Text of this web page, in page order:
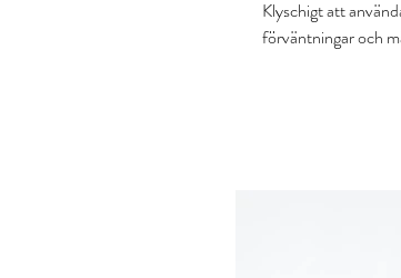
Klyschigt att
förväntningar och